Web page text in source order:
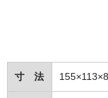
アクセサリー
寸 法